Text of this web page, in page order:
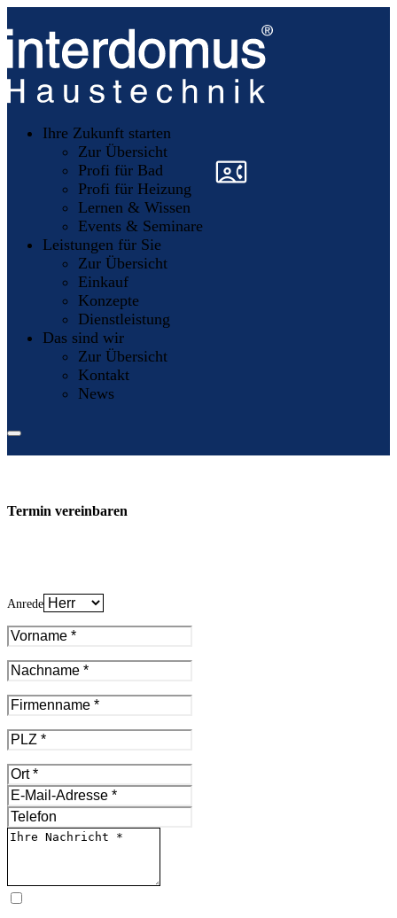
Ihre Zukunft starten
Zur Übersicht
Profi für Bad
Profi für Heizung
Lernen & Wissen
Events & Seminare
Leistungen für Sie
Zur Übersicht
Einkauf
Konzepte
Dienstleistung
Das sind wir
Zur Übersicht
Kontakt
News
»
Termin vereinbaren
Anrede